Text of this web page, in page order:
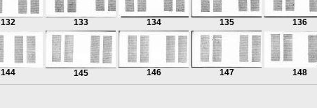
132 133 134 135 136
144 145 146 147 148